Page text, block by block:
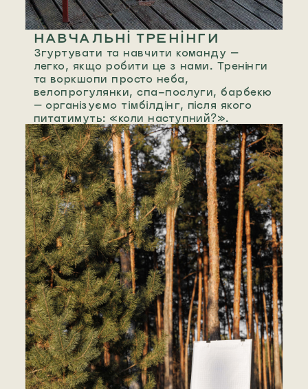
НАВЧАЛЬНІ ТРЕНІНГИ
Згуртувати та навчити команду —
легко, якщо робити це з нами. Тренінги
та воркшопи просто неба,
велопрогулянки, cпа-послуги, барбекю
— організуємо тімбілдінг, після якого
питатимуть: «коли наступний?».